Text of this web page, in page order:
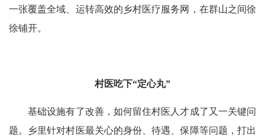
一张覆盖全域、运转高效的乡村医疗服务网，在群山之间徐
徐铺开。
村医吃下“定心丸”
基础设施有了改善，如何留住村医人才成了又一关键问
题。乡里针对村医最关心的身份、待遇、保障等问题，打出